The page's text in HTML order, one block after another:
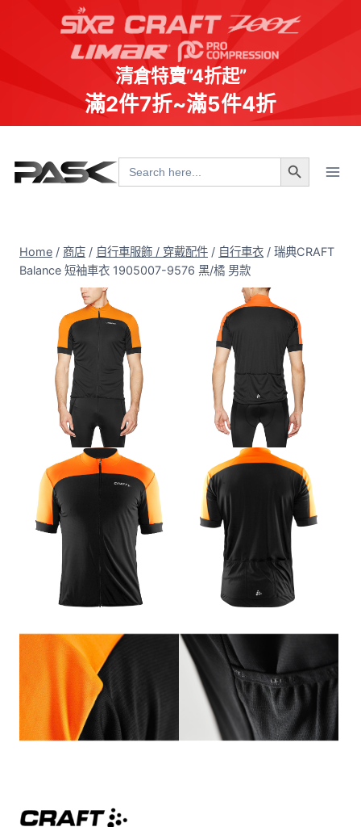
清倉特賣”4折起”
滿2件7折~滿5件4折
content
Search
for:
Search Button
Home / 商店 / 自行車服飾 / 穿戴配件 / 自行車衣 / 瑞典CRAFT
Balance 短袖車衣 1905007-9576 黑/橘 男款